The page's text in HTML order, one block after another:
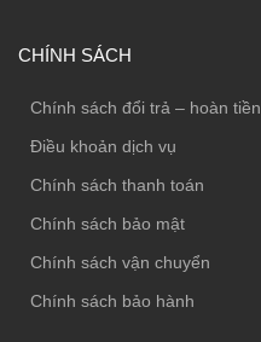
CHÍNH SÁCH
Chính sách đổi trả – hoàn tiền
Điều khoản dịch vụ
Chính sách thanh toán
Chính sách bảo mật
Chính sách vận chuyển
Chính sách bảo hành